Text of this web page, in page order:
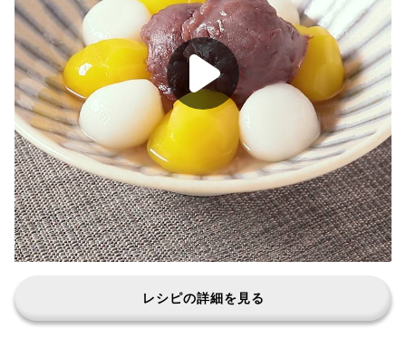
レシピの詳細を見る